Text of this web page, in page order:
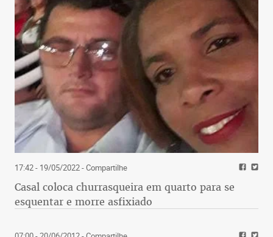
17:42 - 19/05/2022- Compartilhe
Casal coloca churrasqueira em quarto para se
esquentar e morre asfixiado